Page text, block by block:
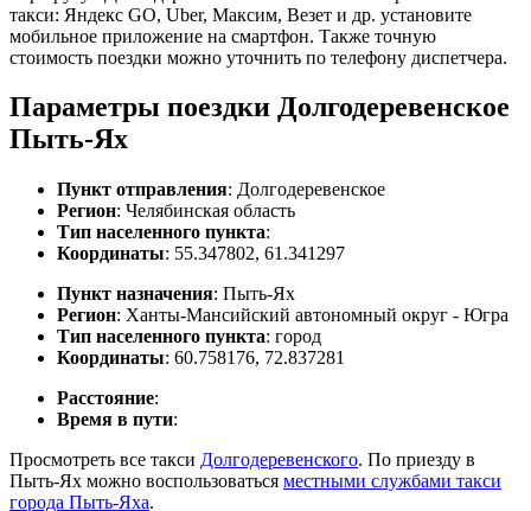
такси: Яндекс GO, Uber, Максим, Везет и др. установите
мобильное приложение на смартфон. Также точную
стоимость поездки можно уточнить по телефону диспетчера.
Параметры поездки Долгодеревенское
Пыть-Ях
Пункт отправления: Долгодеревенское
Регион: Челябинская область
Тип населенного пункта:
Координаты: 55.347802, 61.341297
Пункт назначения: Пыть-Ях
Регион: Ханты-Мансийский автономный округ - Югра
Тип населенного пункта: город
Координаты: 60.758176, 72.837281
Расстояние:
Время в пути:
Просмотреть все такси Долгодеревенского. По приезду в
Пыть-Ях можно воспользоваться местными службами такси
города Пыть-Яха.